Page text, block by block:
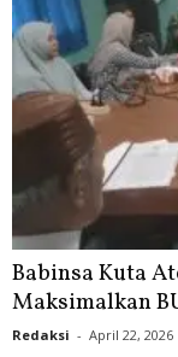
Babinsa Kuta
Maksimalkan
Redaksi - April 22, 2026